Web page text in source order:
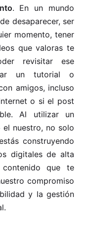
. En un mundo
desaparecer, ser
momento, tener
que valoras te
revisitar ese
un tutorial o
amigos, incluso
o si el post
Al utilizar un
el nuestro, no solo
construyendo
digitales de alta
que te
compromiso
y la gestión